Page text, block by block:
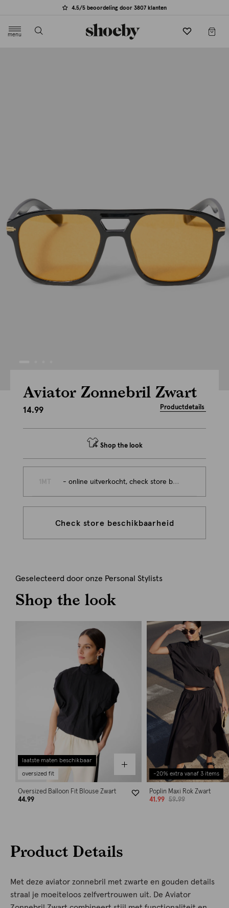
4.5/5 beoordeling door 3807 klanten
menu
Aviator Zonnebril Zwart
14.99 Productdetails
Shop the look
- online uitverkocht, check store beschikbaarheid
Check store beschikbaarheid
Geselecteerd door onze Personal Stylists
Shop the look
laatste maten beschikbaar
oversized fit
Oversized Balloon Fit Blouse Zwart
44.99
-20% extra vanaf 3 items
Poplin Maxi Rok Zwart
41.99
59.99
Product Details
Met deze aviator zonnebril met zwarte en gouden details
straal je moeiteloos zelfvertrouwen uit. De Aviator